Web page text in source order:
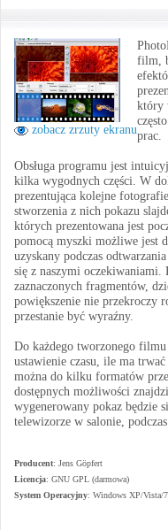
zobacz zrzuty ekranu
film,
który
prac.
Obsługa programu jest
kilka wygodnych części. W
prezentująca kolejne
stworzenia z nich pokazu
których prezentowana jest
pomocą myszki możliwe jest
uzyskany podczas
się z naszymi oczekiwaniami.
zaznaczonych fragmentów,
powiększenie nie przekroczy
przestanie być wyraźny.
Do każdego tworzonego
ustawienie czasu, ile ma
można do kilku formatów
dostępnych możliwości
wygenerowany pokaz będzie
telewizorze w salonie,
Producent: Jens Göpfert
Licencja: GNU GPL (darmowa)
System Operacyjny: Windows XP/Vista/